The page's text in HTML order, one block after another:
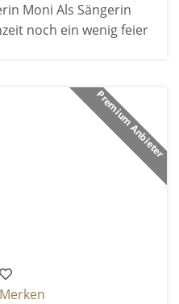
Moni Als Sängerin
noch ein wenig feier
Premium Anbieter
Merken